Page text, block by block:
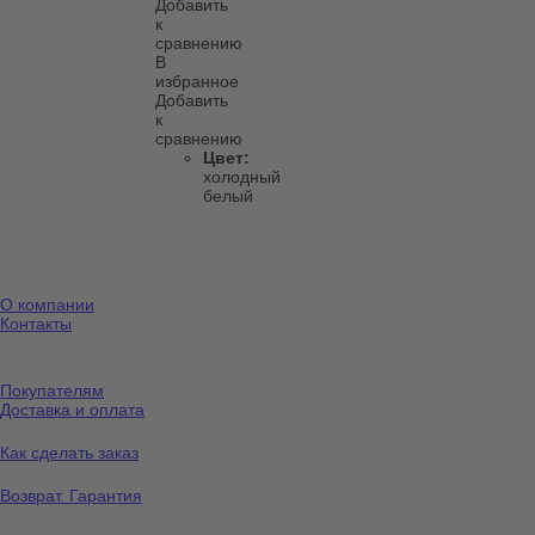
Добавить
к
сравнению
В
избранное
Добавить
к
сравнению
Цвет:
холодный
белый
О компании
Контакты
Покупателям
Доставка и оплата
Как сделать заказ
Возврат. Гарантия